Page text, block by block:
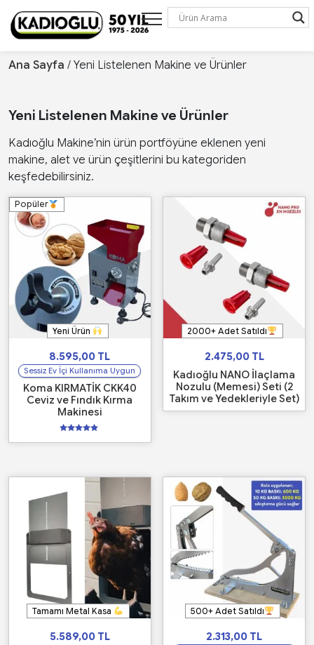
Ana Sayfa / Yeni Listelenen Makine ve Ürünler
Yeni Listelenen Makine ve Ürünler
Kadıoğlu Makine’nin ürün portföyüne eklenen yeni
makine, alet ve ürün çeşitlerini bu kategoriden
keşfedebilirsiniz.
Yeni Ürün
Popüler
8.595,00 TL
Sessiz Ev İçi Kullanıma Uygun
Koma KIRMATİK CKK40
Ceviz ve Fındık Kırma
Makinesi
üzerinden
2000+ Adet Satıldı
2.475,00 TL
Kadıoğlu NANO İlaçlama
Nozulu (Memesi) Seti (2
Takım ve Yedekleriyle Set)
Tamamı Metal Kasa
5.589,00 TL
500+ Adet Satıldı
2.313,00 TL